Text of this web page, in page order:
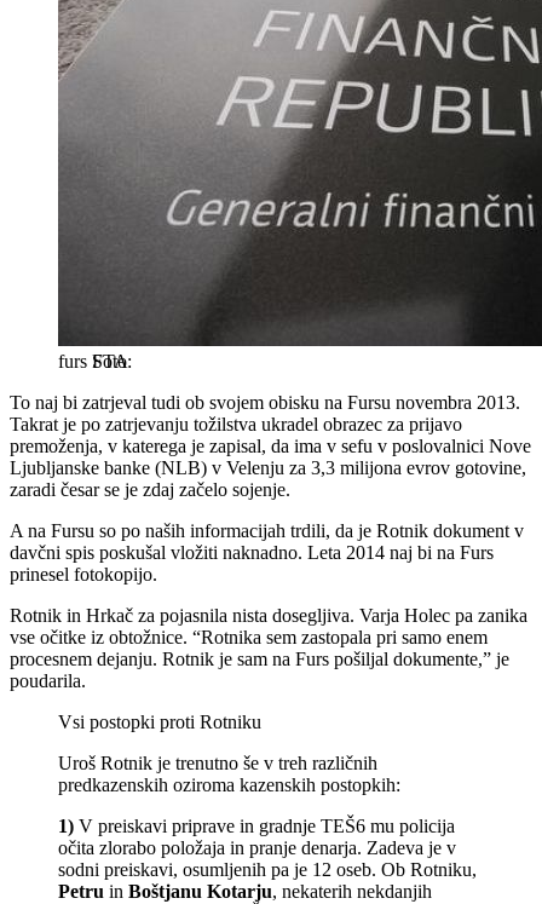
furs STA
To naj bi zatrjeval tudi ob svojem obisku na Fursu novembra 2013.
Takrat je po zatrjevanju tožilstva ukradel obrazec za prijavo
premoženja, v katerega je zapisal, da ima v sefu v poslovalnici Nove
Ljubljanske banke (NLB) v Velenju za 3,3 milijona evrov gotovine,
zaradi česar se je zdaj začelo sojenje.
A na Fursu so po naših informacijah trdili, da je Rotnik dokument v
davčni spis poskušal vložiti naknadno. Leta 2014 naj bi na Furs
prinesel fotokopijo.
Rotnik in Hrkač za pojasnila nista dosegljiva. Varja Holec pa zanika
vse očitke iz obtožnice. “Rotnika sem zastopala pri samo enem
procesnem dejanju. Rotnik je sam na Furs pošiljal dokumente,” je
poudarila.
Vsi postopki proti Rotniku
Uroš Rotnik je trenutno še v treh različnih
predkazenskih oziroma kazenskih postopkih:
1) V preiskavi priprave in gradnje TEŠ6 mu policija
očita zlorabo položaja in pranje denarja. Zadeva je v
sodni preiskavi, osumljenih pa je 12 oseb. Ob Rotniku,
Petru in Boštjanu Kotarju, nekaterih nekdanjih